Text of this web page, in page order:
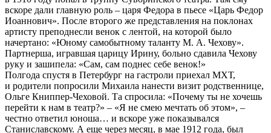
вскоре дали главную роль – царя Федора в пьесе «Царь Федор
Иоаннович». После второго же представления на поклонах
артисту преподнесли венок с лентой, на которой было
начертано: «Юному самобытному таланту М. А. Чехову».
Партнерша, игравшая царицу Ирину, больно сдавила Чехову
руку и зашипела: «Сам, сам поднес себе венок!»
Полгода спустя в Петербург на гастроли приехал МХТ,
и родители попросили Михаила нанести визит родственнице,
Ольге Книппер-Чеховой. Та спросила: «Почему ты не хочешь
перейти к нам в театр?» – «Я не смею мечтать об этом», –
честно ответил юноша… и вскоре уже показывался
Станиславскому. А еще через месяц, в мае 1912 года, был